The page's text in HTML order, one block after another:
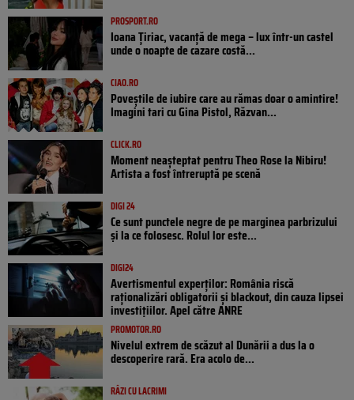
PROSPORT.RO
Ioana Țiriac, vacanță de mega – lux într-un castel
unde o noapte de cazare costă...
CIAO.RO
Poveştile de iubire care au rămas doar o amintire!
Imagini tari cu Gina Pistol, Răzvan...
CLICK.RO
Moment neașteptat pentru Theo Rose la Nibiru!
Artista a fost întreruptă pe scenă
DIGI 24
Ce sunt punctele negre de pe marginea parbrizului
și la ce folosesc. Rolul lor este...
DIGI24
Avertismentul experților: România riscă
raționalizări obligatorii și blackout, din cauza lipsei
investițiilor. Apel către ANRE
PROMOTOR.RO
Nivelul extrem de scăzut al Dunării a dus la o
descoperire rară. Era acolo de...
RÂZI CU LACRIMI